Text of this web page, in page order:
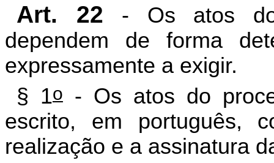
Art. 22 - Os atos do
dependem de forma
expressamente a exigir.
§ 1o- Os atos do
escrito, em
realização e a assinatura